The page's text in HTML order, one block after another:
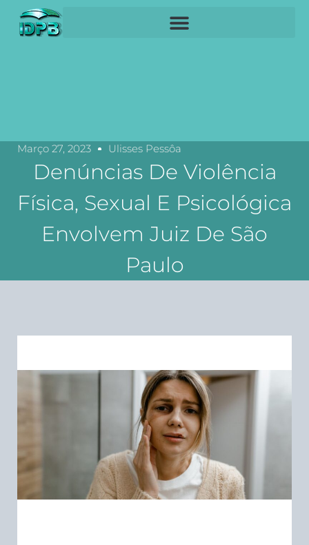
Março 27, 2023 Ulisses Pessôa
Denúncias De Violência
Física, Sexual E Psicológica
Envolvem Juiz De São
Paulo